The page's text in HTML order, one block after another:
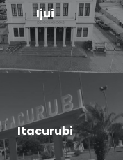
Ijui
Itacurubi